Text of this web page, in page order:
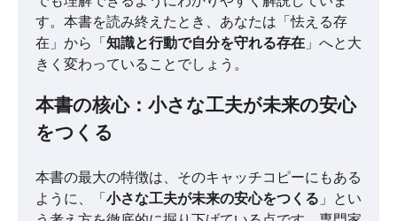
す。本書を読み終えたとき、あなたは「怯える存
在」から「知識と行動で自分を守れる存在 」へと大
きく変わっていることでしょう。
本書の核心：小さな工夫が未来の安心
をつくる
本書の最大の特徴は、そのキャッチコピーにもある
ように、「小さな工夫が未来の安心をつくる 」とい